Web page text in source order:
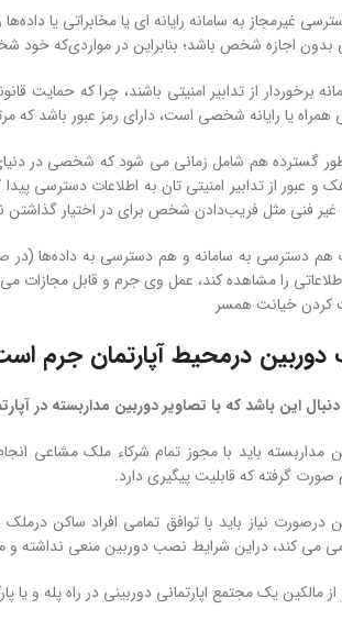
غیرمجاز به سامانه رایانه ‌ای یا مخابراتی یا
اجازه شخص باشد؛ بنابراین در مواردی‌که خود
برخوردار از تدابیر امنیتی باشند، چرا که
یا رایانه شخصی است، دارای رمز عبور باشد که
گسترده هم شامل زمانی می شود که شخصی در
عبور از تدابیر امنیتی ‌تان به اطلاعات دسترسی
فنی مثل فریب‌دادن شخص برای در اختیار گذاشتن
دسترسی به سامانه و هم دسترسی به داده‌ها (در
را مشاهده کند، عمل وی جرم و قابل مجازات
کردن خیانت همسر
دوربین درمحیط آپارتمان جرم
این باشد که با تصاویر دوربین مداربسته در
مداربسته باید با مجوز تمام شرکاء ملک مشاعی
گرفته که قابلیت پیگیری دارد.
نیاز باید با توافق تمامی افراد ساکن
می کند، دراین شرایط نصب دوربین منعی
مالکین یک مجتمع اپارتمانی دوربینی در راه پله و